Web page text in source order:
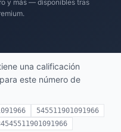
y más — disponibles tras
una calificación
este número de
545511901091966